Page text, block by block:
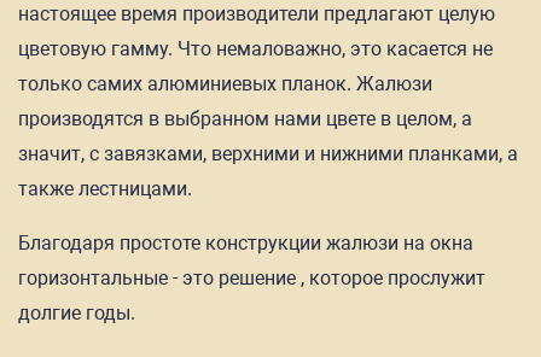
настоящее время производители предлагают целую
цветовую гамму. Что немаловажно, это касается не
только самих алюминиевых планок. Жалюзи
производятся в выбранном нами цвете в целом, а
значит, с завязками, верхними и нижними планками, а
также лестницами.
Благодаря простоте конструкции жалюзи на окна
горизонтальные - это решение , которое прослужит
долгие годы.